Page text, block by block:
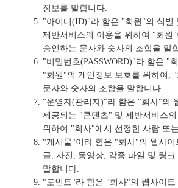
정보를 말합니다.
"아이디(ID)"라 함은 "회원"의 식별
제반서비스의 이용을 위하여 "회원
승인하는 문자와 숫자의 조합을 말
"비밀번호(PASSWORD)"라 함은 "
"회원"의 개인정보 보호를 위하여,
문자와 숫자의 조합을 말합니다.
"운영자(관리자)"라 함은 "회사"의
제공되는 "콘텐츠" 및 제반서비스
위하여 "회사"에서 선정한 사람 또
"게시물"이라 함은 "회사"의 웹사이
글, 사진, 동영상, 각종 파일 및 링크
말합니다.
"포인트"라 함은 "회사"의 웹사이트